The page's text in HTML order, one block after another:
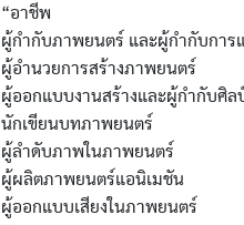
“อาชีพ
ผู้กำกับภาพยนตร์ และผู้กำกับการ
ผู้อำนวยการสร้างภาพยนตร์
ผู้ออกแบบงานสร้างและผู้กำกับศิ
นักเขียนบทภาพยนตร์
ผู้ลำดับภาพในภาพยนตร์
ผู้ผลิตภาพยนตร์แอนิเมชัน
ผู้ออกแบบเสียงในภาพยนตร์